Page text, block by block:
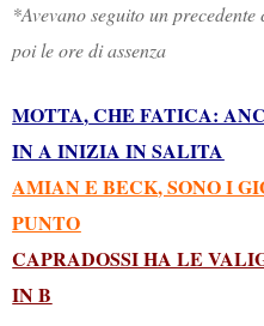
*Avevano seguito un
poi le ore di assenza
MOTTA,CHE FATICA:
IN A INIZIA IN SALITA
AMIAN E BECK, SONO I
PUNTO
CAPRADOSSI HA LE
IN B